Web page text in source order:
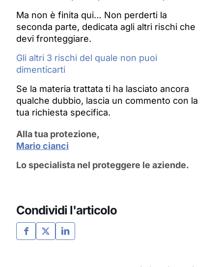
Ma non è finita qui… Non perderti la
seconda parte, dedicata agli altri rischi che
devi fronteggiare.
Gli altri 3 rischi del quale non puoi
dimenticarti
Se la materia trattata ti ha lasciato ancora
qualche dubbio, lascia un commento con la
tua richiesta specifica.
Alla tua protezione,
Mario cianci
Lo specialista nel proteggere le aziende.
Condividi l'articolo